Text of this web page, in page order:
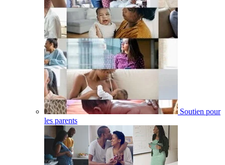
Soutien pour
les parents